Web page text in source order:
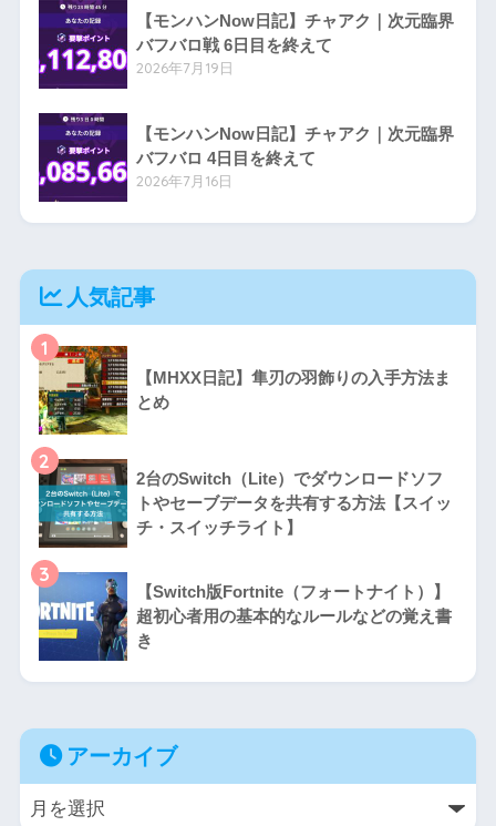
【モンハンNow日記】チャアク｜次元臨界
バフバロ戦 6日目を終えて
2026年7月19日
【モンハンNow日記】チャアク｜次元臨界
バフバロ 4日目を終えて
2026年7月16日
人気記事
1
【MHXX日記】隼刃の羽飾りの入手方法ま
とめ
2
2台のSwitch（Lite）でダウンロードソフ
トやセーブデータを共有する方法【スイッ
チ・スイッチライト】
3
【Switch版Fortnite（フォートナイト）】
超初心者用の基本的なルールなどの覚え書
き
アーカイブ